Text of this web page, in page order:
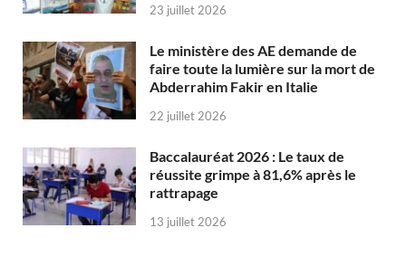
23 juillet 2026
Le ministère des AE demande de
faire toute la lumière sur la mort de
Abderrahim Fakir en Italie
22 juillet 2026
Baccalauréat 2026 : Le taux de
réussite grimpe à 81,6% après le
rattrapage
13 juillet 2026